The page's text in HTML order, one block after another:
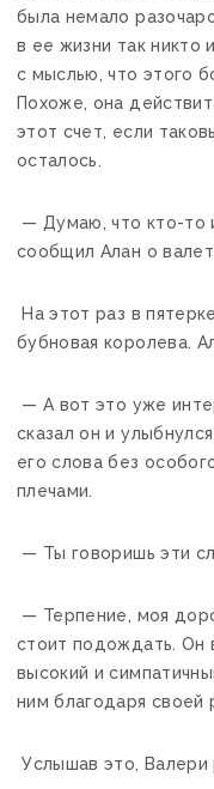
была немало
в ее жизни так никто
с мыслью, что этого
Похоже, она
этот счет, если
осталось.
— Думаю, что кто-то
сообщил Алан о
На этот раз в
бубновая королева.
— А вот это уже
сказал он и
его слова без
плечами.
— Ты говоришь эти
— Терпение, моя
стоит подождать. Он
высокий и
ним благодаря своей
Услышав это, Валери